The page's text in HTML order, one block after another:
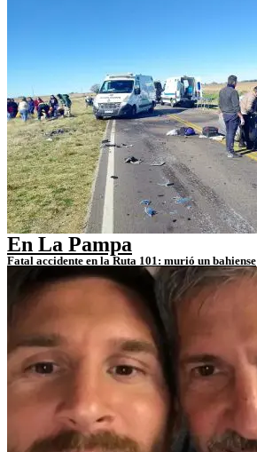
En La Pampa
Fatal accidente en la Ruta 101: murió un bahiense